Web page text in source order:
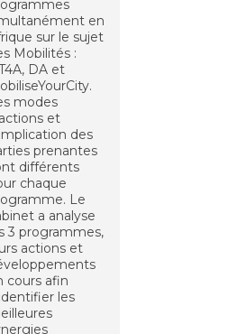
en
sur le sujet
Mobilités :
DA et
modes
et
des
prenantes
différents
chaque
Le
a analyse
3 programmes,
actions et
cours afin
les